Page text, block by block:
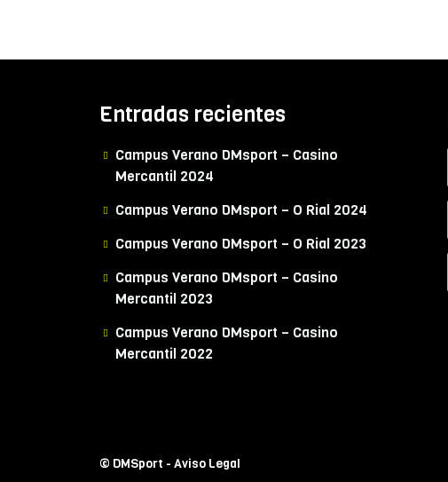
Entradas recientes
Campus Verano DMsport – Casino
Mercantil 2024
Campus Verano DMsport – O Rial 2024
Campus Verano DMsport – O Rial 2023
Campus Verano DMsport – Casino
Mercantil 2023
Campus Verano DMsport – Casino
Mercantil 2022
© DMSport - Aviso Legal